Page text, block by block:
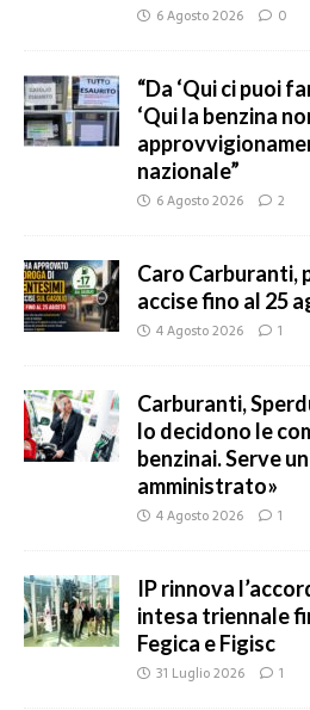
6 Agosto 2026 0
“Da ‘Qui ci puoi
‘Qui la benzina
nazionale”
6 Agosto 2026 2
Caro
accise fino al 25
4 Agosto 2026 1
Carburanti,
lo decidono le
benzinai. Serve
amministrato»
4 Agosto 2026 1
IP rinnova
intesa triennale
Fegica e Figisc
31 Luglio 2026 1